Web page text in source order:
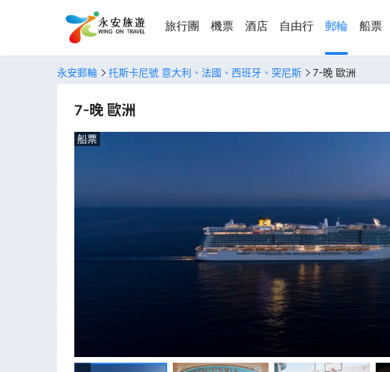
旅行團 機票 酒店 自由行 郵輪 船票
永安郵輪 托斯卡尼號 意大利、法國、西班牙、突尼斯 7-晚 歐洲
7-晚 歐洲
船票